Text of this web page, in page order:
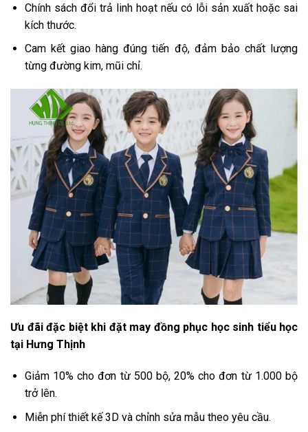
Chính sách đổi trả linh hoạt nếu có lỗi sản xuất hoặc sai
kích thước.
Cam kết giao hàng đúng tiến độ, đảm bảo chất lượng
từng đường kim, mũi chỉ.
Ưu đãi đặc biệt khi đặt may đồng phục học sinh tiểu học
tại Hưng Thịnh
Giảm 10% cho đơn từ 500 bộ, 20% cho đơn từ 1.000 bộ
trở lên.
Miễn phí thiết kế 3D và chỉnh sửa mẫu theo yêu cầu.